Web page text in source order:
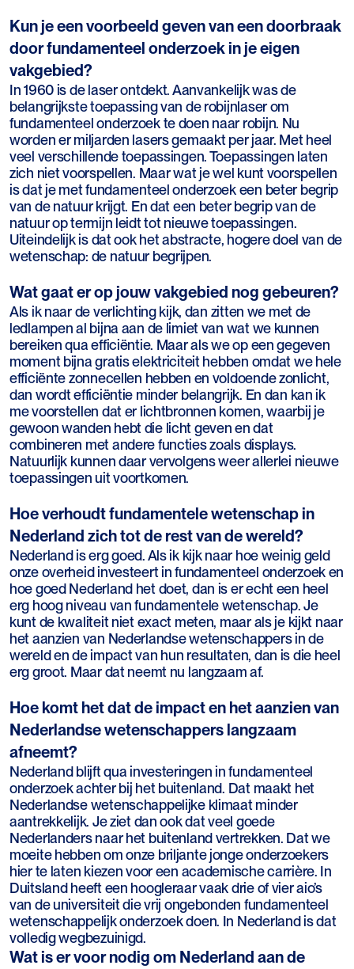
Kun je een voorbeeld geven van een doorbraak
door fundamenteel onderzoek in je eigen
vakgebied?
In 1960 is de laser ontdekt. Aanvankelijk was de
belangrijkste toepassing van de robijnlaser om
fundamenteel onderzoek te doen naar robijn. Nu
worden er miljarden lasers gemaakt per jaar. Met heel
veel verschillende toepassingen. Toepassingen laten
zich niet voorspellen. Maar wat je wel kunt voorspellen
is dat je met fundamenteel onderzoek een beter begrip
van de natuur krijgt. En dat een beter begrip van de
natuur op termijn leidt tot nieuwe toepassingen.
Uiteindelijk is dat ook het abstracte, hogere doel van de
wetenschap: de natuur begrijpen.
Wat gaat er op jouw vakgebied nog gebeuren?
Als ik naar de verlichting kijk, dan zitten we met de
ledlampen al bijna aan de limiet van wat we kunnen
bereiken qua efficiëntie. Maar als we op een gegeven
moment bijna gratis elektriciteit hebben omdat we hele
efficiënte zonnecellen hebben en voldoende zonlicht,
dan wordt efficiëntie minder belangrijk. En dan kan ik
me voorstellen dat er lichtbronnen komen, waarbij je
gewoon wanden hebt die licht geven en dat
combineren met andere functies zoals displays.
Natuurlijk kunnen daar vervolgens weer allerlei nieuwe
toepassingen uit voortkomen.
Hoe verhoudt fundamentele wetenschap in
Nederland zich tot de rest van de wereld?
Nederland is erg goed. Als ik kijk naar hoe weinig geld
onze overheid investeert in fundamenteel onderzoek en
hoe goed Nederland het doet, dan is er echt een heel
erg hoog niveau van fundamentele wetenschap. Je
kunt de kwaliteit niet exact meten, maar als je kijkt naar
het aanzien van Nederlandse wetenschappers in de
wereld en de impact van hun resultaten, dan is die heel
erg groot. Maar dat neemt nu langzaam af.
Hoe komt het dat de impact en het aanzien van
Nederlandse wetenschappers langzaam
afneemt?
Nederland blijft qua investeringen in fundamenteel
onderzoek achter bij het buitenland. Dat maakt het
Nederlandse wetenschappelijke klimaat minder
aantrekkelijk. Je ziet dan ook dat veel goede
Nederlanders naar het buitenland vertrekken. Dat we
moeite hebben om onze briljante jonge onderzoekers
hier te laten kiezen voor een academische carrière. In
Duitsland heeft een hoogleraar vaak drie of vier aio’s
van de universiteit die vrij ongebonden fundamenteel
wetenschappelijk onderzoek doen. In Nederland is dat
volledig wegbezuinigd.
Wat is er voor nodig om Nederland aan de